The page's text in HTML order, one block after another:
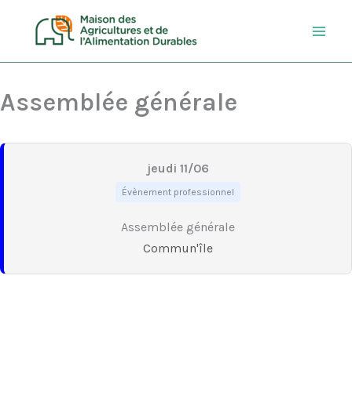
contenu
Assemblée générale
jeudi 11/06
Évènement professionnel
Assemblée générale
Commun'île